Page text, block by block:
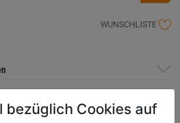
WUNSCHLISTE
bezüglich Cookies auf